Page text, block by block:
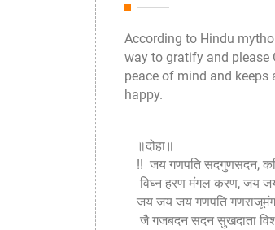
According to Hindu
way to gratify and please
peace of mind and
happy.
॥दोहा॥
!! जय गणपति सदगुणसदन,
विघ्न हरण मंगल करण, जय
जय जय जय गणपति
जै गजबदन सदन सुखदाता